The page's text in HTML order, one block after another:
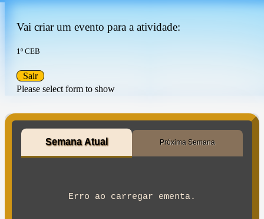
Vai criar um evento para a atividade:
1º CEB
Please select form to show
Sair
Semana Atual Próxima Semana
Erro ao carregar ementa.